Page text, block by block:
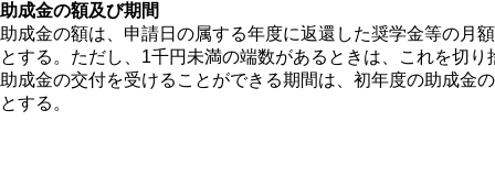
助成金の額及び期間
助成金の額は、申請日の属する年度に返還した奨学金等の月
とする。ただし、1千円未満の端数があるときは、これを切り
助成金の交付を受けることができる期間は、初年度の助成金
とする。